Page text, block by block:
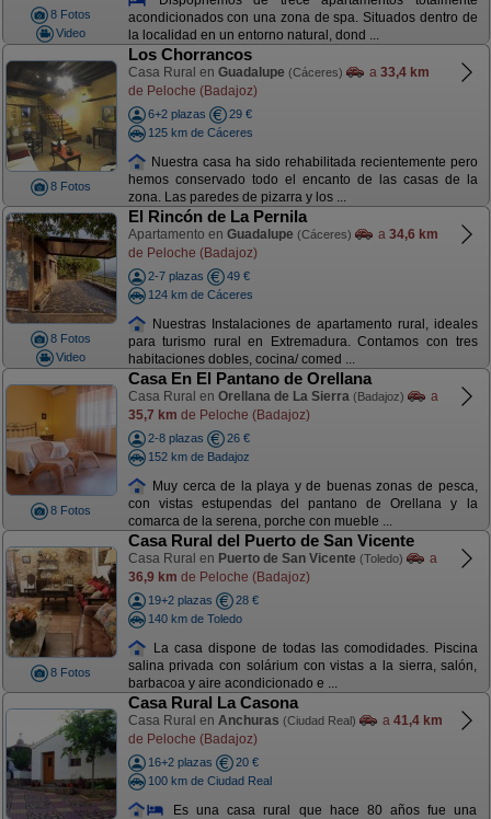
8 Fotos
Video
acondicionados con una zona de spa. Situados dentro de
la localidad en un entorno natural, dond ...
8 Fotos
Los Chorrancos
Casa Rural en Guadalupe (Cáceres) a 33,4 km
de Peloche (Badajoz)
6+2 plazas
29 €
125 km de Cáceres
Nuestra casa ha sido rehabilitada recientemente pero
hemos conservado todo el encanto de las casas de la
zona. Las paredes de pizarra y los ...
8 Fotos
Video
El Rincón de La Pernila
Apartamento en Guadalupe (Cáceres) a 34,6 km
de Peloche (Badajoz)
2-7 plazas
49 €
124 km de Cáceres
Nuestras Instalaciones de apartamento rural, ideales
para turismo rural en Extremadura. Contamos con tres
habitaciones dobles, cocina/ comed ...
8 Fotos
Casa En El Pantano de Orellana
Casa Rural en Orellana de La Sierra (Badajoz)
a
35,7 km de Peloche (Badajoz)
2-8 plazas
26 €
152 km de Badajoz
Muy cerca de la playa y de buenas zonas de pesca,
con vistas estupendas del pantano de Orellana y la
comarca de la serena, porche con mueble ...
8 Fotos
Casa Rural del Puerto de San Vicente
Casa Rural en Puerto de San Vicente (Toledo)
a
36,9 km de Peloche (Badajoz)
19+2 plazas
28 €
140 km de Toledo
La casa dispone de todas las comodidades. Piscina
salina privada con solárium con vistas a la sierra, salón,
barbacoa y aire acondicionado e ...
Casa Rural La Casona
Casa Rural en Anchuras (Ciudad Real) a 41,4 km
de Peloche (Badajoz)
16+2 plazas
20 €
100 km de Ciudad Real
Es una casa rural que hace 80 años fue una